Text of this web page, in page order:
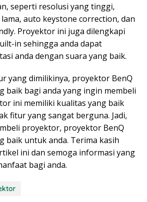
seperti resolusi yang tinggi,
auto keystone correction, dan
Proyektor ini juga dilengkapi
in sehingga anda dapat
anda dengan suara yang baik.
yang dimilikinya, proyektor BenQ
baik bagi anda yang ingin membeli
ini memiliki kualitas yang baik
fitur yang sangat berguna. Jadi,
proyektor, proyektor BenQ
baik untuk anda. Terima kasih
ini dan semoga informasi yang
bagi anda.